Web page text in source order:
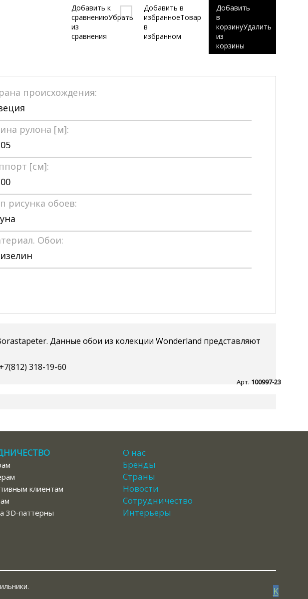
Арт. 100997-23
Добавить
в
корзинуУдалить
из
корзины
Добавить в
избранноеТовар
в
избранном
Добавить к
сравнениюУбрать
из
сравнения
происхождения:
рулона [м]:
[см]:
рисунка обоев:
Обои:
Данные обои из колекции Wonderland представляют
318-19-60
клиентам
3D-паттерны
О нас
Бренды
Страны
Новости
Сотрудничество
Интерьеры
K